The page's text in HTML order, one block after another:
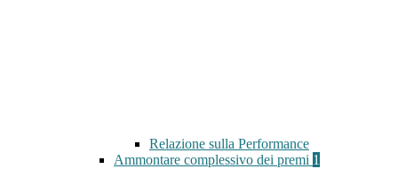
Relazione sulla Performance
Ammontare complessivo dei premi 1